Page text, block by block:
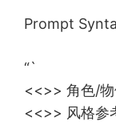
Prompt
“`
<<>> 角色/
<<>> 风格参